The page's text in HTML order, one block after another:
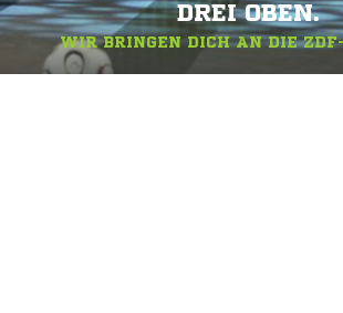
DREI OBEN.
WIR BRINGEN DICH AN DIE